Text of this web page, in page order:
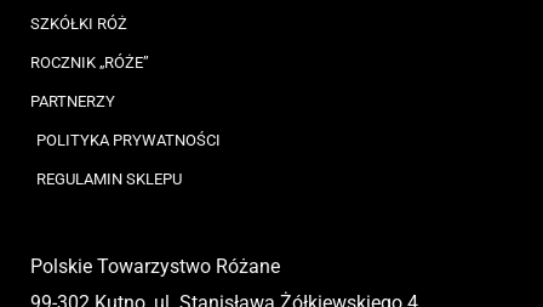
SZKÓŁKI RÓŻ
ROCZNIK „RÓŻE”
PARTNERZY
POLITYKA PRYWATNOŚCI
REGULAMIN SKLEPU
Polskie Towarzystwo Różane